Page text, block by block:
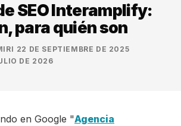
SEO Interamplify:
para quién son
22 DE SEPTIEMBRE DE 2025
DE 2026
en Google "Agencia